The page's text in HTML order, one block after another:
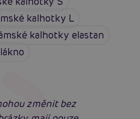
kalhotky L
kalhotky elastan
změnit bez